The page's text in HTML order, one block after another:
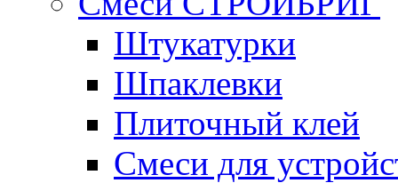
Штукатурки
Шпаклевки
Плиточный клей
Смеси для